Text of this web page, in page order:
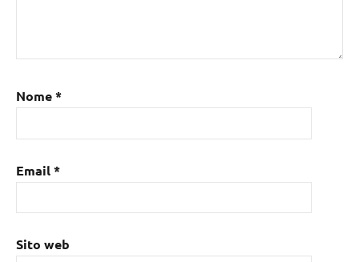
Nome*
Email*
Sito web